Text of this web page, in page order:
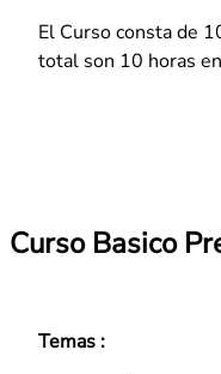
El Curso consta de
total son 10 horas
Curso Basico
Temas :